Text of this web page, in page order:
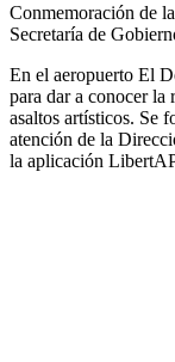
Conmemoración de
Secretaría de
En el aeropuerto El
para dar a conocer la
asaltos artísticos. Se
atención de la
la aplicación